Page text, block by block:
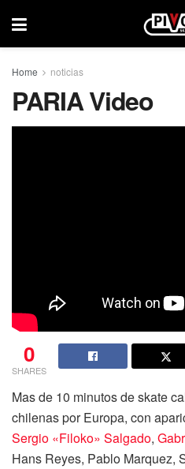
Home noticias
PARIA Video
0
SHARES
Mas de 10 minutos de skate
chilenas por Europa, con
Sergio «Filoko» Salgado,
Hans Reyes, Pablo Marquez,